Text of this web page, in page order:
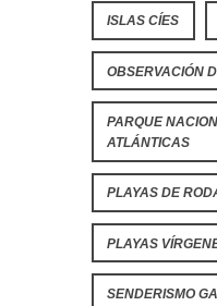
ISLAS CÍES
OBSERVACIÓN
PARQUE
ATLÁNTICAS
PLAYAS DE
PLAYAS
SENDERISMO